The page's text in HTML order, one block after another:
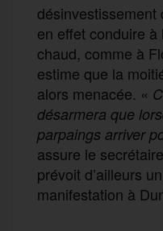
en effet conduire
chaud, comme à
estime que la
alors menacée. «
désarmera que
parpaings arriver
assure le
prévoit d’ailleurs
manifestation à